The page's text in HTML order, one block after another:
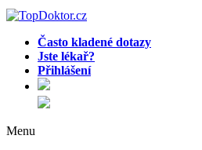
Často kladené dotazy
Jste lékař?
Přihlášení
Menu